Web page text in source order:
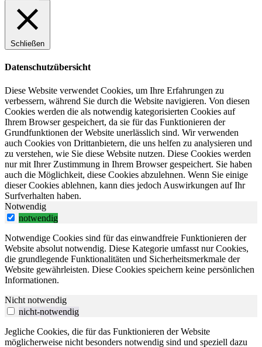
Schließen
Datenschutzübersicht
Diese Website verwendet Cookies, um Ihre Erfahrungen zu
verbessern, während Sie durch die Website navigieren. Von diesen
Cookies werden die als notwendig kategorisierten Cookies auf
Ihrem Browser gespeichert, da sie für das Funktionieren der
Grundfunktionen der Website unerlässlich sind. Wir verwenden
auch Cookies von Drittanbietern, die uns helfen zu analysieren und
zu verstehen, wie Sie diese Website nutzen. Diese Cookies werden
nur mit Ihrer Zustimmung in Ihrem Browser gespeichert. Sie haben
auch die Möglichkeit, diese Cookies abzulehnen. Wenn Sie einige
dieser Cookies ablehnen, kann dies jedoch Auswirkungen auf Ihr
Surfverhalten haben.
Notwendig
notwendig
Notwendige Cookies sind für das einwandfreie Funktionieren der
Website absolut notwendig. Diese Kategorie umfasst nur Cookies,
die grundlegende Funktionalitäten und Sicherheitsmerkmale der
Website gewährleisten. Diese Cookies speichern keine persönlichen
Informationen.
Nicht notwendig
nicht-notwendig
Jegliche Cookies, die für das Funktionieren der Website
möglicherweise nicht besonders notwendig sind und speziell dazu